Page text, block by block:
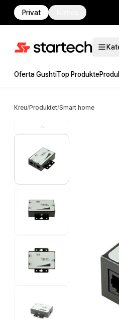
Privat
Oferta GushtiTop Produkte
Kreu/Produktet/Smart home